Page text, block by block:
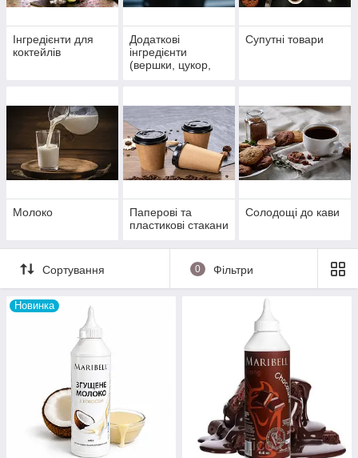
Інгредієнти для
коктейлів
Додаткові
інгредієнти
(вершки, цукор,
Супутні товари
Молоко
Паперові та
пластикові стакани
Солодощі до кави
Сортування 0 Фільтри
Новинка